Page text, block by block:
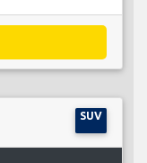
SUV